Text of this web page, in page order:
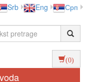
Srb Eng Срп
(0)